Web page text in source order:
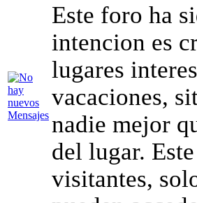
Este foro ha
intencion es
lugares
vacaciones,
nadie mejor
del lugar.
visitantes,